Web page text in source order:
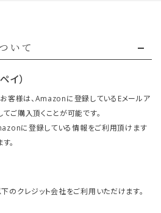
いて
イ）
客様は、Amazonに登録しているEメールア
ご購入頂くことが可能です。
に登録している情報をご利用頂けます
。
のクレジット会社をご利用いただけます。